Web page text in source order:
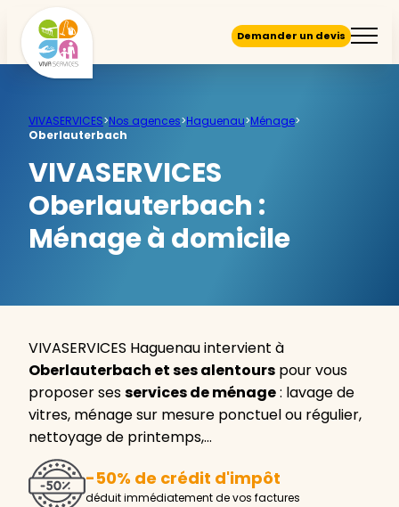
Demander un devis
VIVASERVICES>Nos agences>Haguenau>Ménage>
Oberlauterbach
VIVASERVICES
Oberlauterbach :
Ménage à domicile
VIVASERVICES Haguenau intervient à
Oberlauterbach et ses alentours pour vous
proposer sesservices de ménage: lavage de
vitres, ménage sur mesure ponctuel ou régulier,
nettoyage de printemps,…
-50% de crédit d'impôt
déduit immédiatement de vos factures